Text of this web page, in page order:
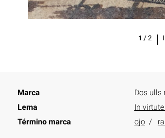
1 /2
Marca
Dos ulls
Lema
In
Término marca
ojo